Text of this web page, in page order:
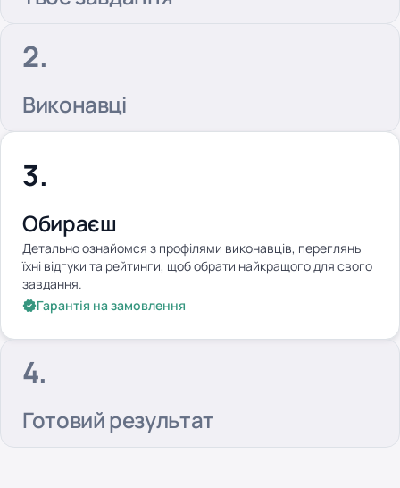
Виконавці
Обираєш
Детально ознайомся з профілями виконавців, переглянь
їхні відгуки та рейтинги, щоб обрати найкращого для свого
завдання.
Гарантія на замовлення
Готовий результат